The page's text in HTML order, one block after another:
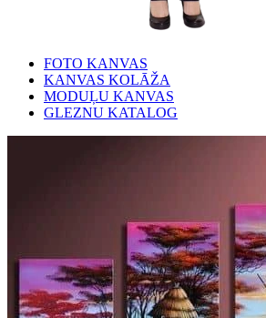
FOTO KANVAS
KANVAS KOLĀŽA
MODUĻU KANVAS
GLEZNU KATALOG